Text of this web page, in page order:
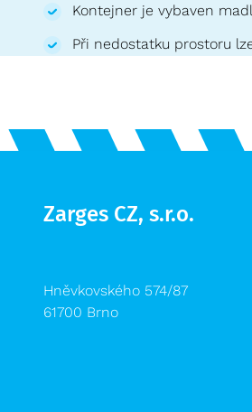
Kontejner je vybaven
Při nedostatku prostoru
Zarges CZ, s.r.o.
Hněvkovského 574/87
61700 Brno